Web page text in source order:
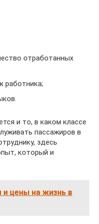
отработанных
работника;
и то, в каком классе
пассажиров в
здесь
который и
и цены на жизнь в